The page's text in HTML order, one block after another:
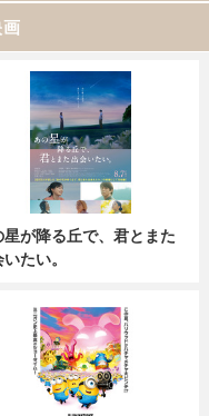
星が降る丘で、君とまた
たい。